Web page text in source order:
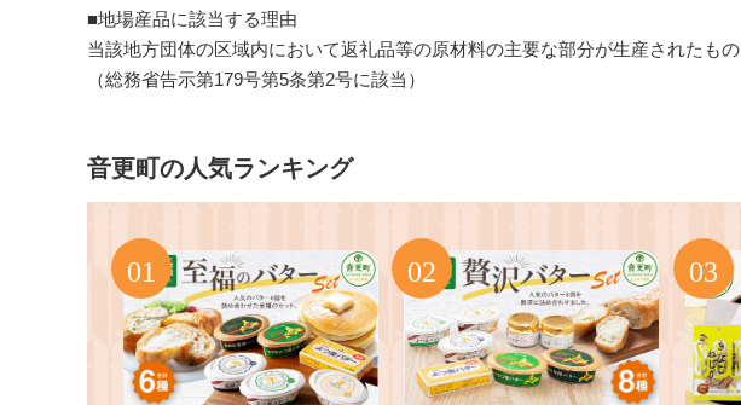
■地場産品に該当する理由
当該地方団体の区域内において返礼品等の原材料の主要な部分が生産されたもの
（総務省告示第179号第5条第2号に該当）
音更町の人気ランキング